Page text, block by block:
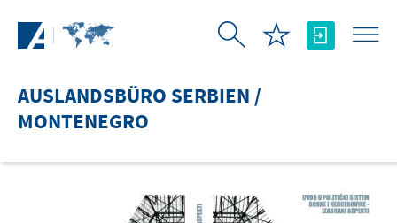
AUSLANDSBÜRO SERBIEN /
MONTENEGRO